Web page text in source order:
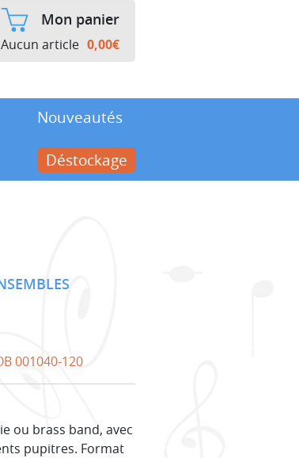
Mon panier
Aucun article 0,00€
Nouveautés
Déstockage
001040-120
ou brass band, avec
pupitres. Format